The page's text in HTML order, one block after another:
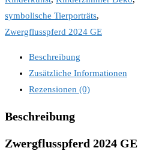
symbolische Tierporträts,
Zwergflusspferd 2024 GE
Beschreibung
Zusätzliche Informationen
Rezensionen (0)
Beschreibung
Zwergflusspferd 2024 GE